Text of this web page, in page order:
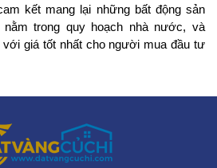
kết mang lại những bất động sản
nằm trong quy hoạch nhà nước, và
giá tốt nhất cho người mua đầu tư